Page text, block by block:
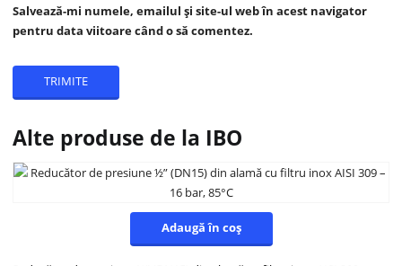
Salvează-mi numele, emailul și site-ul web în acest navigator
pentru data viitoare când o să comentez.
Alte produse de la IBO
Adaugă în coș